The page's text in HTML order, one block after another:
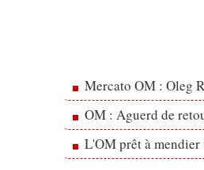
Mercato OM : Oleg
OM : Aguerd de
L'OM prêt à mendier